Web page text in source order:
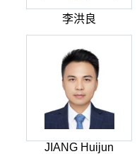
李洪良
JIANG Huijun